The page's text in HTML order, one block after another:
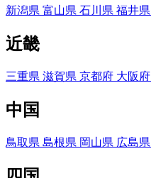
新潟県 富山県 石川県 福井県
近畿
三重県 滋賀県 京都府 大阪府
中国
鳥取県 島根県 岡山県 広島県